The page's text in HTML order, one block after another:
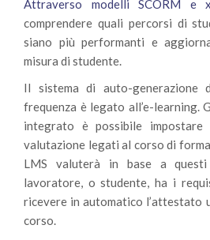
Attraverso modelli SCORM e
comprendere quali percorsi di
siano più performanti e
misura di studente.
Il sistema di auto-generazione
frequenza è legato all’e-learning.
integrato è possibile
valutazione legati al corso di
LMS valuterà in base a
lavoratore, o studente, ha i
ricevere in automatico l’attestato
corso.